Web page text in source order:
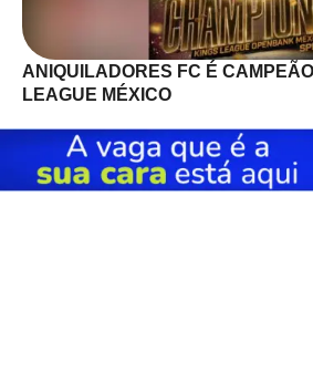
ANIQUILADORES FC É
LEAGUE MÉXICO